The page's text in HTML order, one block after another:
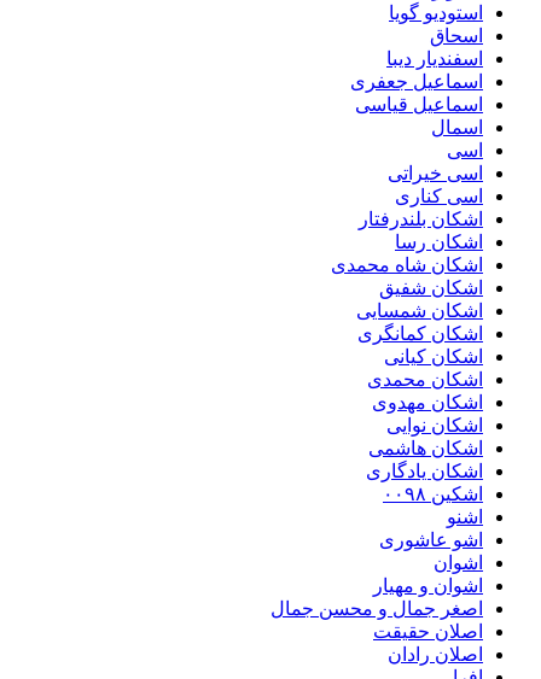
استودیو گویا
اسحاق
اسفندیار دیبا
اسماعیل جعفری
اسماعیل قیاسی
اسمال
اسی
اسی خیراتی
اسی کناری
اشکان بلندرفتار
اشکان رسا
اشکان شاه محمدی
اشکان شفیق
اشکان شمسایی
اشکان‌ کمانگری
اشکان کیانی
اشکان محمدی
اشکان مهدوی
اشکان نوایی
اشکان هاشمی
اشکان یادگاری
اشکین ۰۰۹۸
اشنو
اشو عاشوری
اشوان
اشوان و مهیار
اصغر جمال و محسن جمال
اصلان حقیقت
اصلان رادان